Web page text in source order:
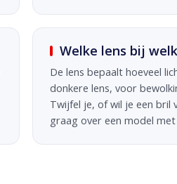
Welke lens bij
De lens bepaalt hoeveel
donkere lens, voor
Twijfel je, of wil je een bril
graag over een model